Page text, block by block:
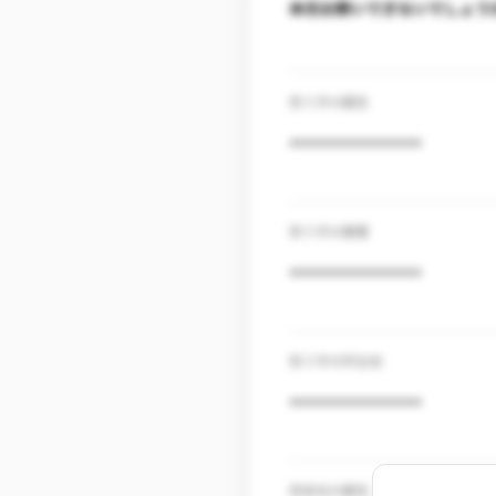
本日お願いできないでしょう
売り手の属性
***************
売り手の業種
***************
***************
売掛先の属性